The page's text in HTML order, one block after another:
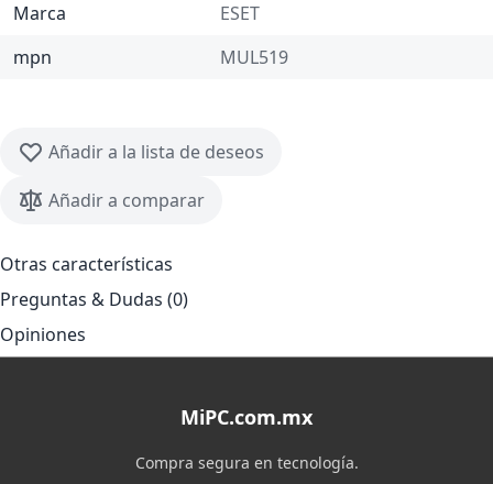
Marca
ESET
mpn
MUL519
Añadir a la lista de deseos
Añadir a comparar
Otras características
Preguntas & Dudas (0)
Opiniones
MiPC.com.mx
Compra segura en tecnología.